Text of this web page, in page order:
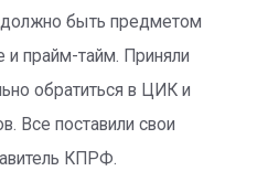
быть предметом
и прайм-тайм. Приняли
обратиться в ЦИК и
Все поставили свои
КПРФ.